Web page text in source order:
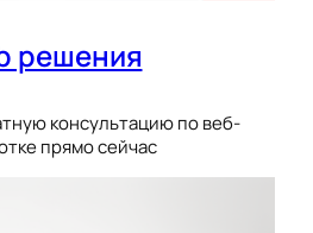
решения
консультацию по веб-
прямо сейчас